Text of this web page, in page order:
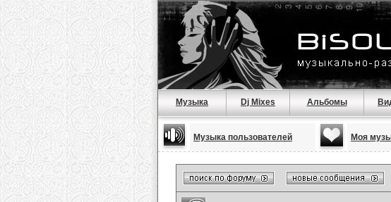
Музыка Dj Mixes Альбомы
Музыка пользователей Моя